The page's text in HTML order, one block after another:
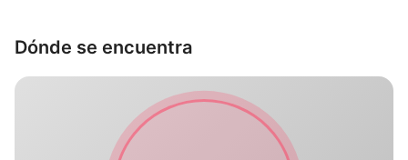
Dónde se encuentra